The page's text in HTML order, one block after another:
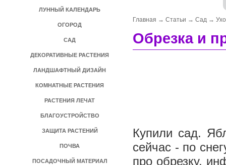
ЛУННЫЙ КАЛЕНДАРЬ
ОГОРОД
САД
ДЕКОРАТИВНЫЕ РАСТЕНИЯ
ЛАНДШАФТНЫЙ ДИЗАЙН
КОМНАТНЫЕ РАСТЕНИЯ
РАСТЕНИЯ ЛЕЧАТ
БЛАГОУСТРОЙСТВО
ЗАЩИТА РАСТЕНИЙ
ПОЧВА
ПОСАДОЧНЫЙ МАТЕРИАЛ
Главная → Статьи → Сад →
Обрезка и
Купили сад.
сейчас - по
про обрезку,